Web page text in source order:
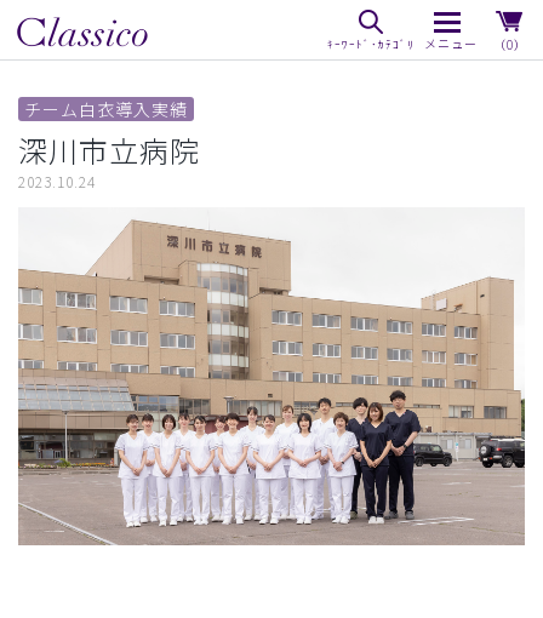
（0）
チーム白衣導入実績
深川市立病院
2023.10.24